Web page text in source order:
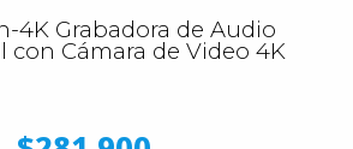
4K Grabadora de Audio
con Cámara de Video 4K